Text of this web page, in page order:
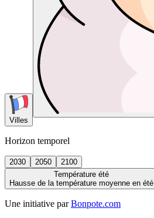
Villes
Horizon temporel
2030 2050
2100
Température été
Hausse de la température moyenne en été
Une initiative par Bonpote.com